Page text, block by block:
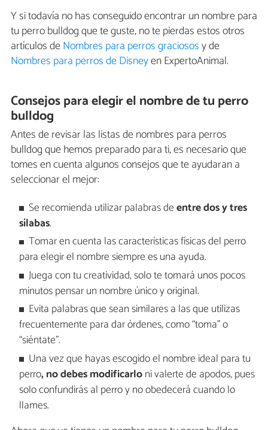
Y si todavía no has conseguido encontrar un nombre para
tu perro bulldog que te guste, no te pierdas estos otros
artículos deNombres para perros graciososy de
Nombres para perros de Disneyen ExpertoAnimal.
Consejos para elegir el nombre de tu perro
bulldog
Antes de revisar las listas de nombres para perros
bulldog que hemos preparado para ti, es necesario que
tomes en cuenta algunos consejos que te ayudaran a
seleccionar el mejor:
Se recomienda utilizar palabras deentre dos y tres
sílabas.
Tomar en cuenta las características físicas del perro
para elegir el nombre siempre es una ayuda.
Juega con tu creatividad, solo te tomará unos pocos
minutos pensar un nombre único y original.
Evita palabras que sean similares a las que utilizas
frecuentemente para dar órdenes, como “toma” o
“siéntate”.
Una vez que hayas escogido el nombre ideal para tu
perro, no debes modificarloni valerte de apodos, pues
solo confundirás al perro y no obedecerá cuando lo
llames.